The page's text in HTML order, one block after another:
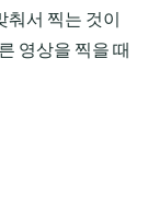
춰서 찍는 것이
영상을 찍을 때